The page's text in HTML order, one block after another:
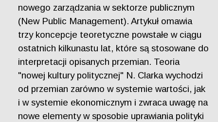
nowego zarządzania w sektorze publicznym
(New Public Management). Artykuł omawia
trzy koncepcje teoretyczne powstałe w ciągu
ostatnich kilkunastu lat, które są stosowane do
interpretacji opisanych przemian. Teoria
"nowej kultury politycznej" N. Clarka wychodzi
od przemian zarówno w systemie wartości, jak
i w systemie ekonomicznym i zwraca uwagę na
nowe elementy w sposobie uprawiania polityki